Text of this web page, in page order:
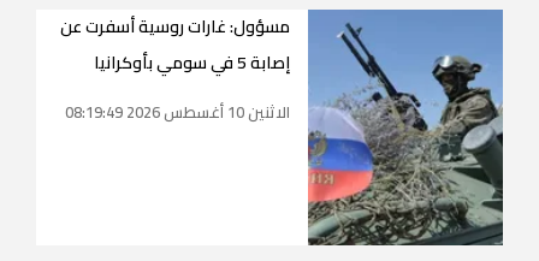
مسؤول: غارات روسية أسفرت عن
إصابة 5 في سومي بأوكرانيا
الاثنين 10 أغسطس 2026 08:19:49